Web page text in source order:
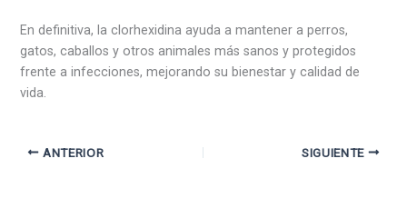
En definitiva, la clorhexidina ayuda a mantener a perros,
gatos, caballos y otros animales más sanos y protegidos
frente a infecciones, mejorando su bienestar y calidad de
vida.
ANTERIOR SIGUIENTE